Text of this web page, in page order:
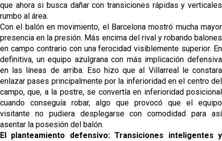
que ahora si busca dañar con transiciones rápidas y verticales
rumbo al área.
Con el balón en movimiento, el Barcelona mostró mucha mayor
presencia en la presión. Más encima del rival y robando balones
en campo contrario con una ferocidad visiblemente superior. En
definitiva, un equipo azulgrana con más implicación defensiva
en las líneas de arriba. Eso hizo que al Villarreal le constara
enlazar pases principalmente por la inferioridad en el centro del
campo, que, a la postre, se convertía en inferioridad posicional
cuando conseguía robar, algo que provocó que el equipo
visitante no pudiera desplegarse con comodidad para así
asentar la posesión del balón.
El planteamiento defensivo: Transiciones inteligentes y